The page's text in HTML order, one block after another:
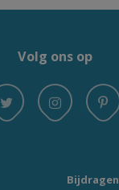
Volg ons op
Bijdragen